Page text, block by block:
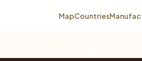
MapCountries